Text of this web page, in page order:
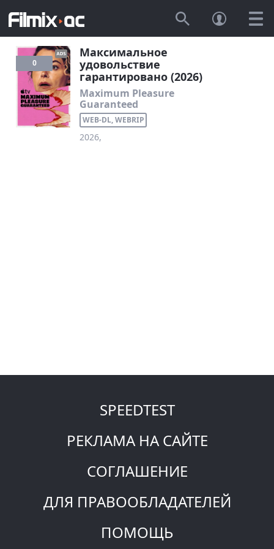
0
Максимальное
удовольствие
гарантировано (2026)
Maximum Pleasure
Guaranteed
WEB-DL, WEBRIP
2026,
SPEEDTEST
РЕКЛАМА НА САЙТЕ
СОГЛАШЕНИЕ
ДЛЯ ПРАВООБЛАДАТЕЛЕЙ
ПОМОЩЬ